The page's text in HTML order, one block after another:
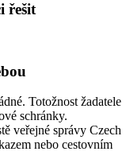
řešit
Totožnost žadatele
schránky.
veřejné správy Czech
nebo cestovním